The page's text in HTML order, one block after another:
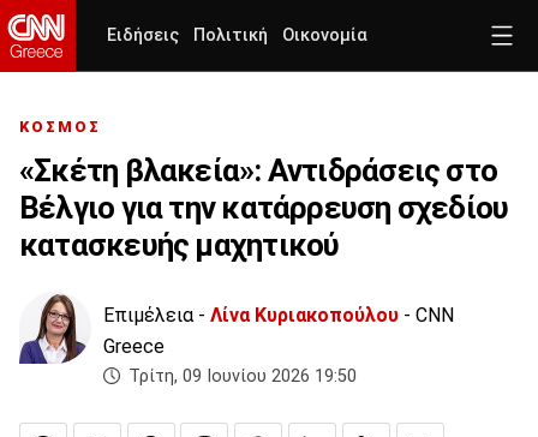
Ειδήσεις Πολιτική Οικονομία
ΚΟΣΜΟΣ
«Σκέτη βλακεία»: Αντιδράσεις στο
Βέλγιο για την κατάρρευση σχεδίου
κατασκευής μαχητικού
Επιμέλεια - Λίνα Κυριακοπούλου - CNN
Greece
Τρίτη, 09 Ιουνίου 2026 19:50